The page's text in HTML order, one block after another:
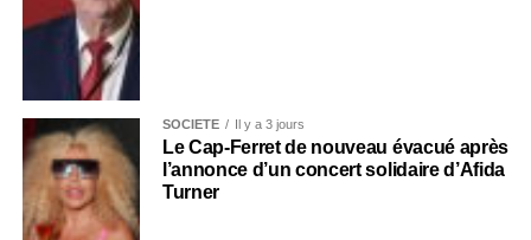
SOCIÉTÉ Il y a 3 jours
Le Cap-Ferret de nouveau évacué après
l’annonce d’un concert solidaire d’Afida
Turner